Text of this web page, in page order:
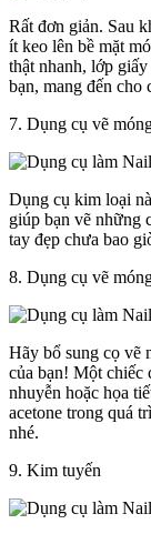
Rất đơn giản. Sau
ít keo lên bề mặt
thật nhanh, lớp
bạn, mang đến cho
7. Dụng cụ vẽ
Dụng cụ kim loại
giúp bạn vẽ những
tay đẹp chưa bao
8. Dụng cụ vẽ
Hãy bổ sung cọ vẽ
của bạn! Một chiếc
nhuyễn hoặc họa
acetone trong quá
nhé.
9. Kim tuyến